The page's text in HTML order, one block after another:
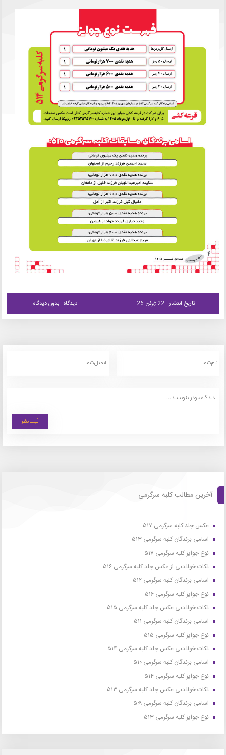
تاریخ انتشار : 22 ژوئن 26 دیدگاه : بدون دیدگاه
آخرین مطالب کلبه سرگرمی
عکس جلد کلبه سرگرمی ۵۱۷
اسامی برندگان کلبه سرگرمی ۵۱۳
نوع جوایز کلبه سرگرمی ۵۱۷
نکات خواندنی از عکس جلد کلبه سرگرمی ۵۱۶
اسامی برندگان کلبه سرگرمی ۵۱۲
نوع جوایز کلبه سرگرمی ۵۱۶
نکات خواندنی عکس جلد کلبه سرگرمی ۵۱۵
اسامی برندگان کلبه سرگرمی ۵۱۱
نوع جوایز کلبه سرگرمی ۵۱۵
نکات خواندنی عکس جلد کلبه سرگرمی ۵۱۴
اسامی برندگان کلبه سرگرمی ۵۱۰
نوع جوایز کلبه سرگرمی ۵۱۴
نکات خواندنی عکس جلد کلبه سرگرمی ۵۱۳
اسامی برندگان کلبه سرگرمی ۵۰۹
نوع جوایز کلبه سرگرمی ۵۱۳